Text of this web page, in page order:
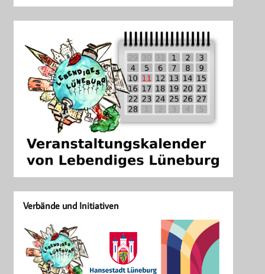
Verbände und Initiativen